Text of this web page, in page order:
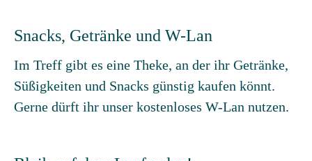
Snacks, Getränke und W-Lan
Im Treff gibt es eine Theke, an der ihr Getränke,
Süßigkeiten und Snacks günstig kaufen könnt.
Gerne dürft ihr unser kostenloses W-Lan nutzen.